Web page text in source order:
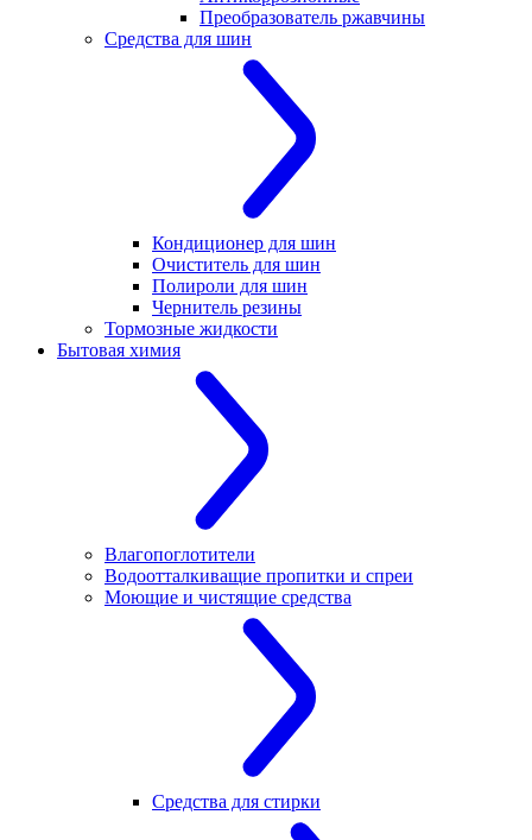
Преобразователь ржавчины
Средства для шин
Кондиционер для шин
Очиститель для шин
Полироли для шин
Чернитель резины
Тормозные жидкости
Бытовая химия
Влагопоглотители
Водоотталкиващие пропитки и спреи
Моющие и чистящие средства
Средства для стирки